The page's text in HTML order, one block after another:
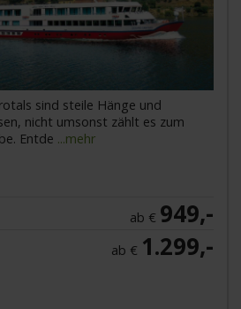
sind steile Hänge und
nicht umsonst zählt es zum
Entde ...mehr
ab € 949,-
ab € 1.299,-